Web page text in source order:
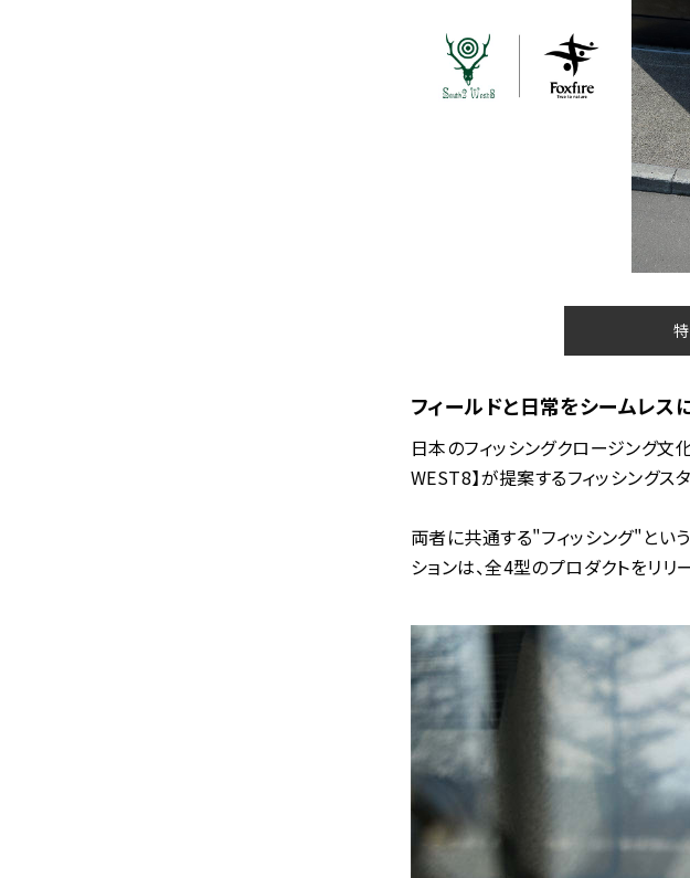
フィールドと日常をシームレス
日本のフィッシングクロージング文
WEST8】が提案するフィッシングス
両者に共通する"フィッシング"とい
ションは、全4型のプロダクトをリリ